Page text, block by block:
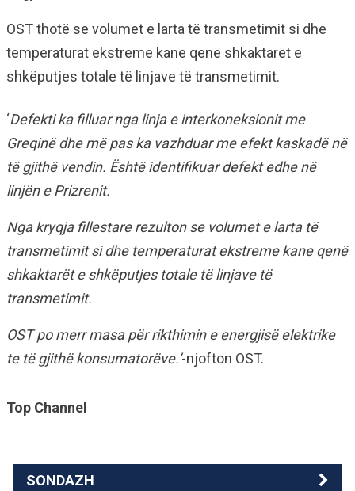
OST thotë se volumet e larta të transmetimit si dhe
temperaturat ekstreme kane qenë shkaktarët e
shkëputjes totale të linjave të transmetimit.
‘Defekti ka filluar nga linja e interkoneksionit me
Greqinë dhe më pas ka vazhduar me efekt kaskadë në
të gjithë vendin. Është identifikuar defekt edhe në
linjën e Prizrenit.
Nga kryqja fillestare rezulton se volumet e larta të
transmetimit si dhe temperaturat ekstreme kane qenë
shkaktarët e shkëputjes totale të linjave të
transmetimit.
OST po merr masa për rikthimin e energjisë elektrike
te të gjithë konsumatorëve.’-njofton OST.
Top Channel
SONDAZH